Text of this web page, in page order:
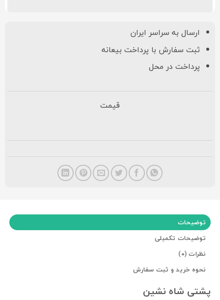
ارسال به سراسر ایران
ثبت سفارش با پرداخت بیعانه
پرداخت در محل
قیمت
توضیحات
توضیحات تکمیلی
نظرات (0)
نحوه خرید و ثبت سفارش
پشتی شاه نشین